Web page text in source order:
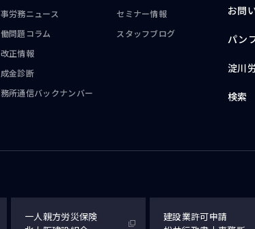
労務ニュース
問題コラム
正情報
金診断
所通信バックナンバー
セミナー情報
スタッフブログ
お問
パン
淀川
検索
一人親方労災保険
建設業許可申請